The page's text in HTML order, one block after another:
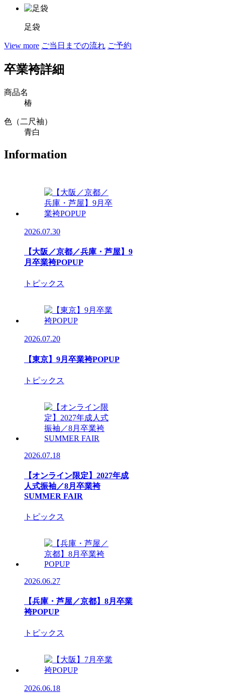
足袋
View more ご当日までの流れ ご予約
卒業袴詳細
商品名
椿
色（二尺袖）
青白
Information
2026.07.30
【大阪／京都／兵庫・芦屋】9
月卒業袴POPUP
トピックス
2026.07.20
【東京】9月卒業袴POPUP
トピックス
2026.07.18
【オンライン限定】2027年成
人式振袖／8月卒業袴
SUMMER FAIR
トピックス
2026.06.27
【兵庫・芦屋／京都】8月卒業
袴POPUP
トピックス
2026.06.18